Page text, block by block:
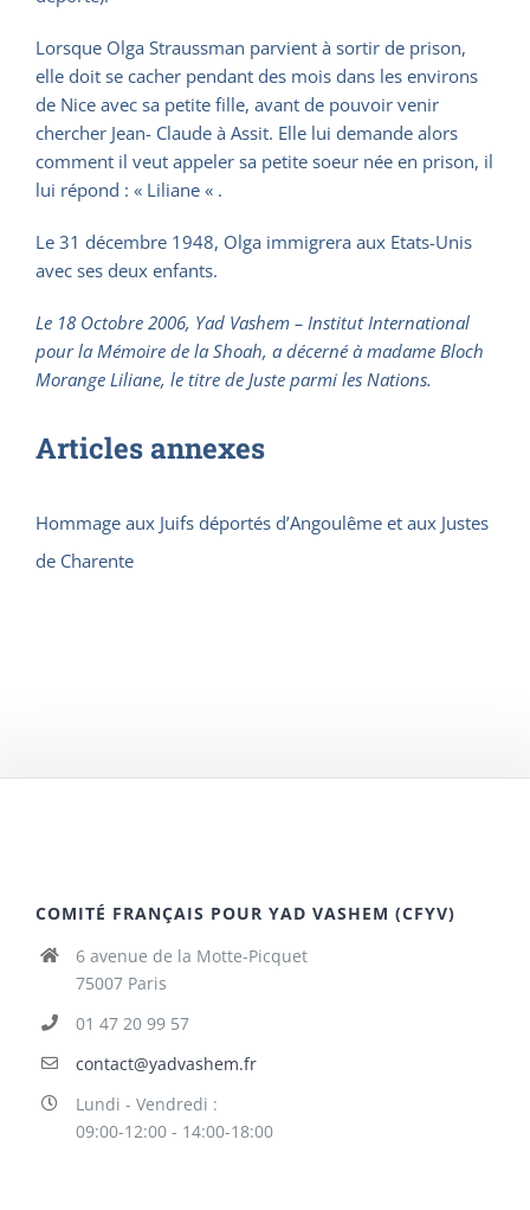
Lorsque Olga Straussman parvient à sortir de prison,
elle doit se cacher pendant des mois dans les environs
de Nice avec sa petite fille, avant de pouvoir venir
chercher Jean- Claude à Assit. Elle lui demande alors
comment il veut appeler sa petite soeur née en prison, il
lui répond : « Liliane « .
Le 31 décembre 1948, Olga immigrera aux Etats-Unis
avec ses deux enfants.
Le 18 Octobre 2006, Yad Vashem – Institut International
pour la Mémoire de la Shoah, a décerné à madame Bloch
Morange Liliane, le titre de Juste parmi les Nations.
Articles annexes
Hommage aux Juifs déportés d’Angoulême et aux Justes
de Charente
COMITÉ FRANÇAIS POUR YAD VASHEM (CFYV)
6 avenue de la Motte-Picquet
75007 Paris
01 47 20 99 57
contact@yadvashem.fr
Lundi - Vendredi :
09:00-12:00 - 14:00-18:00